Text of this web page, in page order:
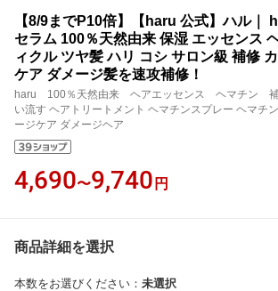
【8/9までP10倍】【haru 公式】ハル｜
セラム 100％天然由来 保湿 エッセンス
ィクル ツヤ髪 ハリ コシ サロン級 補修
ケア ダメージ髪を速攻補修！
haru 100％天然由来 ヘアエッセンス ヘマチン 補
い流す ヘアトリートメント ヘマチンスプレー ヘマチ
ージケア ダメージヘア
4,690〜9,740 円
商品詳細を選択
本数をお選びください ： 未選択